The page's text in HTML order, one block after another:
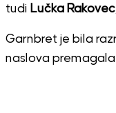
tudi Lučka Rakovec
Garnbret je bila
naslova premagala